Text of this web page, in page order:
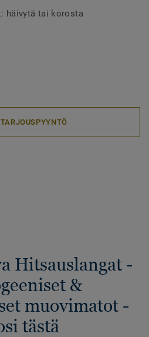
häivytä tai korosta
Hitsauslangat -
&
muovimatot -
tästä